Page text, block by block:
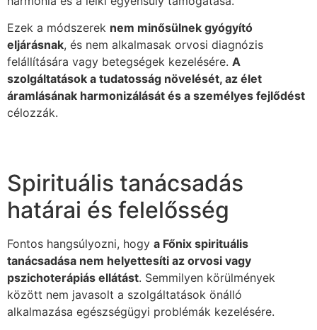
Ezek a módszerek nem minősülnek gyógyító
eljárásnak, és nem alkalmasak orvosi diagnózis
felállítására vagy betegségek kezelésére. A
szolgáltatások a tudatosság növelését, az élet
áramlásának harmonizálását és a személyes fejlődést
célozzák.
Spirituális tanácsadás
határai és felelősség
Fontos hangsúlyozni, hogy a Főnix spirituális
tanácsadása nem helyettesíti az orvosi vagy
pszichoterápiás ellátást. Semmilyen körülmények
között nem javasolt a szolgáltatások önálló
alkalmazása egészségügyi problémák kezelésére.